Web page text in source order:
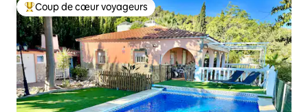
Coups de cœur voyageurs les plus appréciés
Coup de cœur voyageurs